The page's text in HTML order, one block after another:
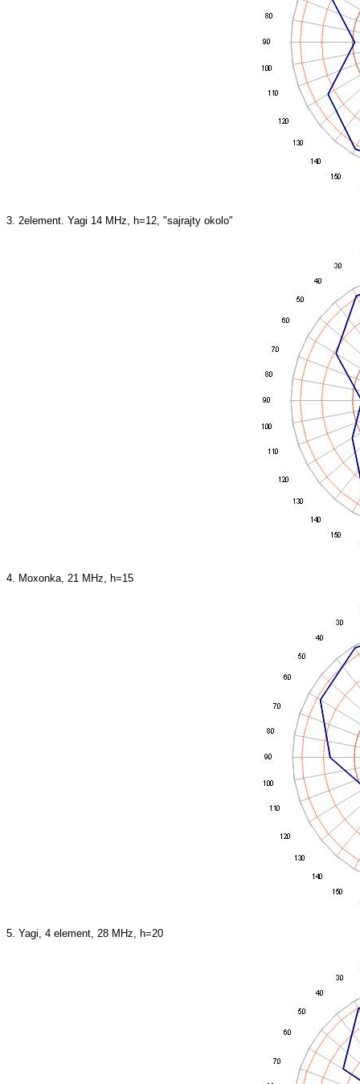
3. 2element. Yagi 14 MHz, h=12, "sajrajty okolo"
4. Moxonka, 21 MHz, h=15
5. Yagi, 4 element, 28 MHz, h=20